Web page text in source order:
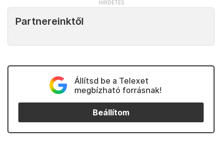
Partnereinktől
Állítsd be a Telexet
megbízható forrásnak!
Beállítom